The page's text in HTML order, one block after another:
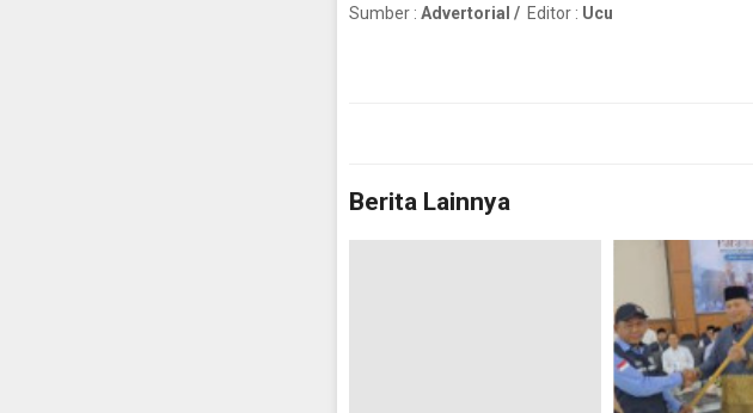
Sumber : Advertorial / Editor : Ucu
Berita Lainnya